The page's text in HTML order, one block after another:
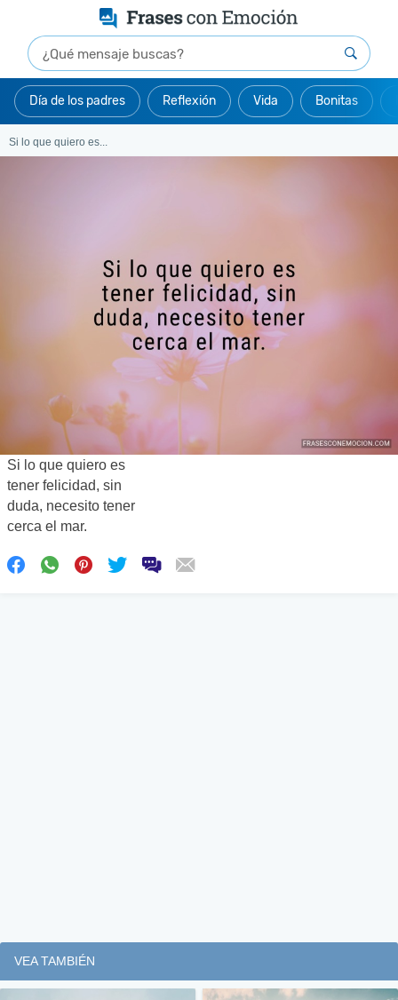
Día de los padres Reflexión Vida Bonitas
Si lo que quiero es...
Si lo que quiero es
tener felicidad, sin
duda, necesito tener
cerca el mar.
VEA TAMBIÉN